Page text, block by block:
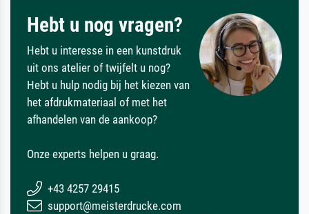
Hebt u nog vragen?
Hebt u interesse in een kunstdruk
uit ons atelier of twijfelt u nog?
Hebt u hulp nodig bij het kiezen van
het afdrukmateriaal of met het
afhandelen van de aankoop?
Onze experts helpen u graag.
+43 4257 29415
support@meisterdrucke.com